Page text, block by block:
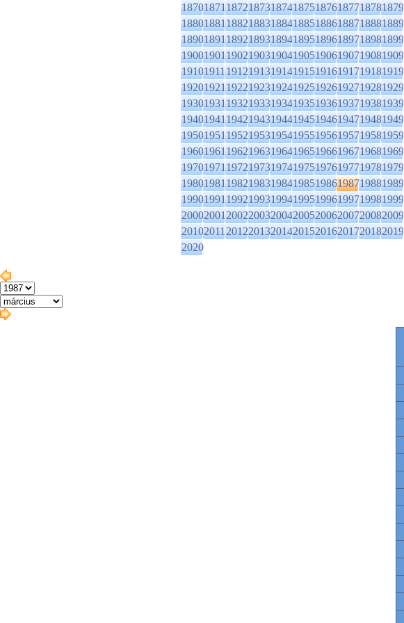
1870187118721873187418751876187718781879
1880188118821883188418851886188718881889
1890189118921893189418951896189718981899
1900190119021903190419051906190719081909
1910191119121913191419151916191719181919
1920192119221923192419251926192719281929
1930193119321933193419351936193719381939
1940194119421943194419451946194719481949
1950195119521953195419551956195719581959
1960196119621963196419651966196719681969
1970197119721973197419751976197719781979
1980198119821983198419851986198719881989
1990199119921993199419951996199719981999
2000200120022003200420052006200720082009
2010201120122013201420152016201720182019
2020